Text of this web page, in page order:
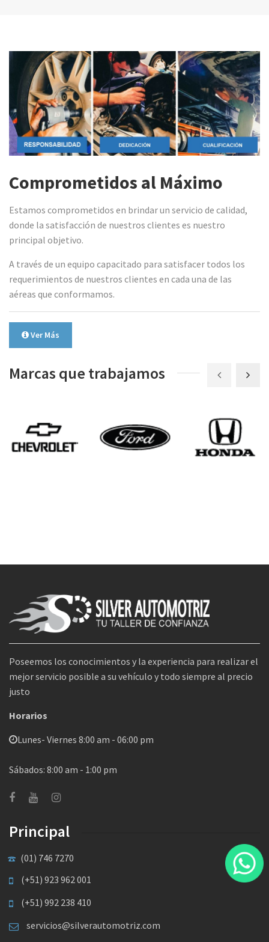
Comprometidos al Máximo
Estamos comprometidos en brindar un servicio de calidad,
donde la satisfacción de nuestros clientes es nuestro
principal objetivo.
A través de un equipo capacitado para satisfacer todos los
requerimientos de nuestros clientes en cada una de las
aéreas que conformamos.
Ver Más
Marcas que trabajamos
Poseemos los conocimientos y la experiencia para realizar el
mejor servicio posible a su vehículo y todo siempre al precio
justo
Horarios
Lunes- Viernes 8:00 am - 06:00 pm
Sábados: 8:00 am - 1:00 pm
Principal
(01) 746 7270
(+51) 923 962 001
(+51) 992 238 410
servicios@silverautomotriz.com